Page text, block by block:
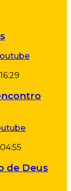
16:29
04:55
de Deus